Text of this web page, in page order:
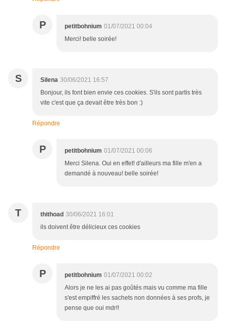
P petitbohnium 01/07/2021 00:04
Merci! belle soirée!
S Silena 30/06/2021 16:57
Bonjour, ils font bien envie ces cookies. S'ils sont partis très
vite c'est que ça devait être très bon :)
Répondre
P petitbohnium 01/07/2021 00:06
Merci Silena. Oui en effet! d'ailleurs ma fille m'en a
demandé à nouveau! belle soirée!
T thithoad 30/06/2021 16:01
ils doivent être délicieux ces cookies
Répondre
P petitbohnium 01/07/2021 00:02
Alors je ne les ai pas goûtés mais vu comme ma fille
s'est empiffré les sachets non données à ses profs, je
pense que oui mdr!!